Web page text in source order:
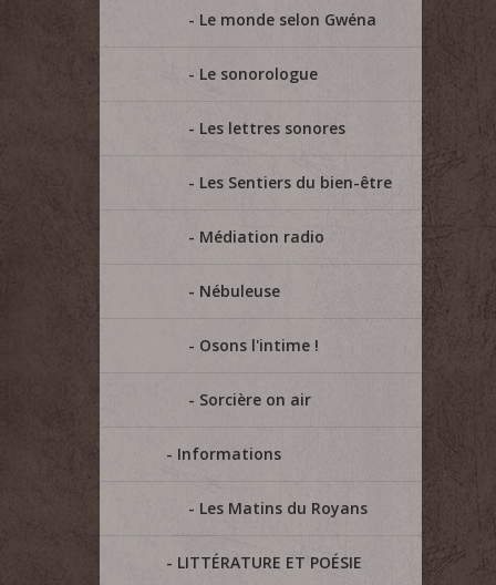
Le monde selon Gwéna
Le sonorologue
Les lettres sonores
Les Sentiers du bien-être
Médiation radio
Nébuleuse
Osons l'intime !
Sorcière on air
Informations
Les Matins du Royans
LITTÉRATURE ET POÉSIE